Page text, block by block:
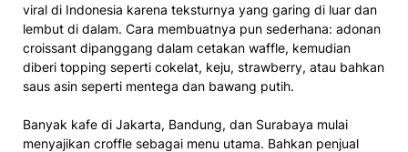
viral di Indonesia karena teksturnya yang garing di luar dan
lembut di dalam. Cara membuatnya pun sederhana: adonan
croissant dipanggang dalam cetakan waffle, kemudian
diberi topping seperti cokelat, keju, strawberry, atau bahkan
saus asin seperti mentega dan bawang putih.
Banyak kafe di Jakarta, Bandung, dan Surabaya mulai
menyajikan croffle sebagai menu utama. Bahkan penjual